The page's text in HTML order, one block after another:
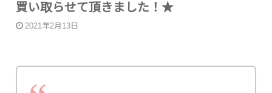
買い取らせて頂きました！★
2021年2月13日